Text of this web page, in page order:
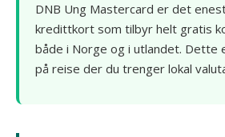
DNB Ung Mastercard er det
kredittkort som tilbyr helt gratis
både i Norge og i utlandet. Dette
på reise der du trenger lokal